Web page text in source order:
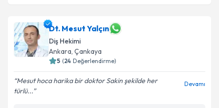
Dt. Mesut Yalçın
Diş Hekimi
Ankara, Çankaya
5 (24 Değerlendirme)
Mesut hoca harika bir doktor Sakin şekilde her
türlü...
Devamı